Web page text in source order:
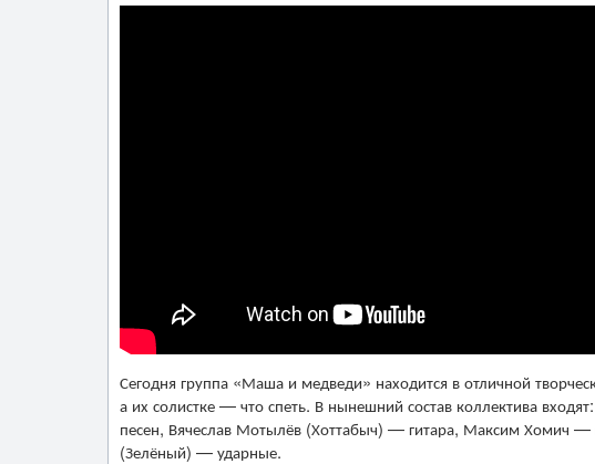
Сегодня группа «Маша и медведи» находится в отличной
а их солистке — что спеть. В нынешний состав коллектива
песен, Вячеслав Мотылёв (Хоттабыч) — гитара, Максим Хомич —
(Зелёный) — ударные.